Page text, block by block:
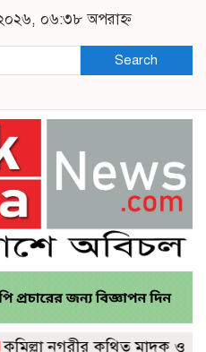
০৬:৩৮ অপরাহ্ন
Search
নগরীর কথিত মাদক ও